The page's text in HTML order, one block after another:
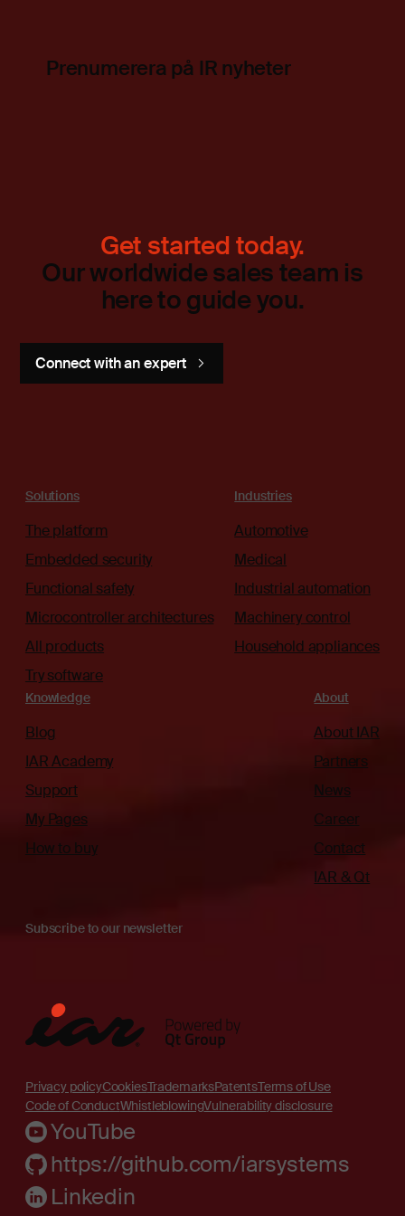
Prenumerera på IR nyheter
Get started today.
Our worldwide sales team is
here to guide you.
Connect with an expert
Solutions
The platform
Embedded security
Functional safety
Microcontroller architectures
All products
Try software
Industries
Automotive
Medical
Industrial automation
Machinery control
Household appliances
Knowledge
Blog
IAR Academy
Support
My Pages
How to buy
About
About IAR
Partners
News
Career
Contact
IAR & Qt
Subscribe to our newsletter
Privacy policyCookiesTrademarksPatentsTerms of Use
Code of ConductWhistleblowingVulnerability disclosure
YouTube
https://github.com/iarsystems
Linkedin